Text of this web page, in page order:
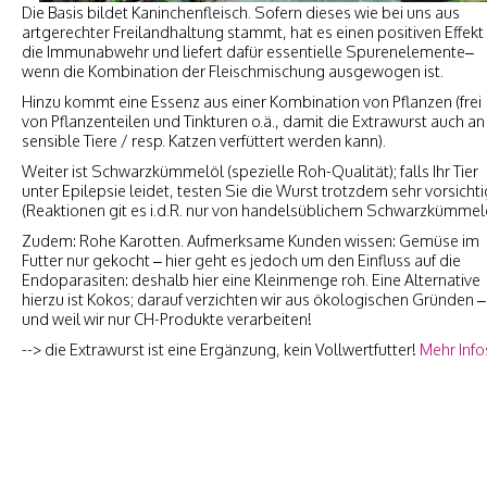
Die Basis bildet Kaninchenfleisch. Sofern dieses wie bei uns aus
artgerechter Freilandhaltung stammt, hat es einen positiven Effekt
die Immunabwehr und liefert dafür essentielle Spurenelemente–
wenn die Kombination der Fleischmischung ausgewogen ist.
Hinzu kommt eine Essenz aus einer Kombination von Pflanzen (frei
von Pflanzenteilen und Tinkturen o.ä., damit die Extrawurst auch an
sensible Tiere / resp. Katzen verfüttert werden kann).
Weiter ist Schwarzkümmelöl (spezielle Roh-Qualität); falls Ihr Tier
unter Epilepsie leidet, testen Sie die Wurst trotzdem sehr
(Reaktionen git es i.d.R. nur von handelsüblichem
Zudem: Rohe Karotten. Aufmerksame Kunden wissen: Gemüse im
Futter nur gekocht – hier geht es jedoch um den Einfluss auf die
Endoparasiten: deshalb hier eine Kleinmenge roh. Eine Alternative
hierzu ist Kokos; darauf verzichten wir aus ökologischen Gründen –
und weil wir nur CH-Produkte verarbeiten!
--> die Extrawurst ist eine Ergänzung, kein Vollwertfutter! Mehr